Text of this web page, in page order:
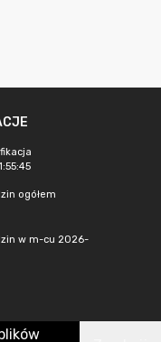
ogółem
w m-cu 2026-